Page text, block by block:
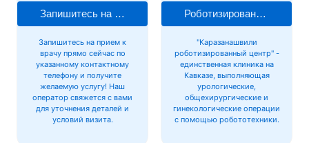
Запишитесь на прием к врачу
Запишитесь на прием к
врачу прямо сейчас по
указанному контактному
телефону и получите
желаемую услугу! Наш
оператор свяжется с вами
для уточнения деталей и
условий визита.
Роботизированная хирургия
"Каразанашвили
роботизированный центр" -
единственная клиника на
Кавказе, выполняющая
урологические,
общехирургические и
гинекологические операции
с помощью робототехники.